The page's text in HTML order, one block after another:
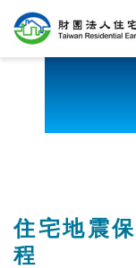
住宅地震
程